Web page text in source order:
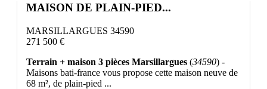
MAISON DE PLAIN-PIED...
MARSILLARGUES 34590
271 500 €
Terrain + maison 3 pièces Marsillargues (34590) -
Maisons bati-france vous propose cette maison neuve de
68 m², de plain-pied ...